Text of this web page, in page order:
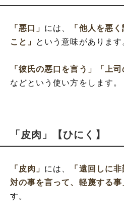
「悪口」 には、
「他人を悪
こと」
という意味があります
「彼氏の悪口を言う」
「上
などという使い方をします。
「皮肉」【ひにく】
「皮肉」 には、 「遠回しに非
対の事を言って、軽蔑する事
す。